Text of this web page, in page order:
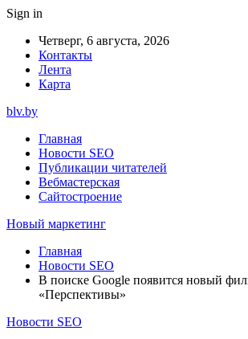
Sign in
Четверг, 6 августа, 2026
Контакты
Лента
Карта
blv.by
Главная
Новости SEO
Публикации читателей
Вебмастерская
Сайтостроение
Новый маркетинг
Главная
Новости SEO
В поиске Google появится новый
«Перспективы»
Новости SEO